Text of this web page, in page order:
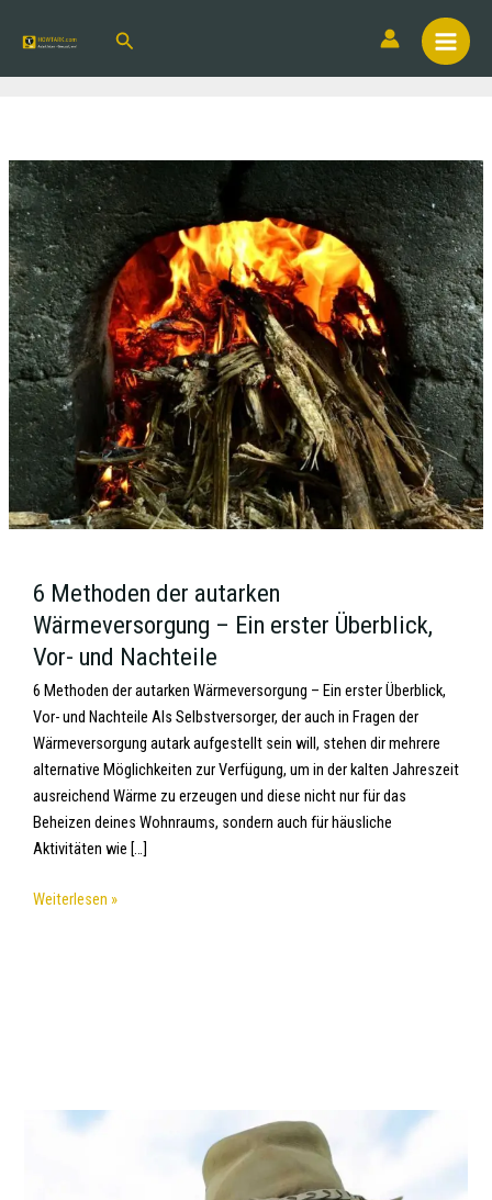
6 Methoden der autarken
Wärmeversorgung – Ein erster Überblick,
Vor- und Nachteile
6 Methoden der autarken Wärmeversorgung – Ein erster Überblick,
Vor- und Nachteile Als Selbstversorger, der auch in Fragen der
Wärmeversorgung autark aufgestellt sein will, stehen dir mehrere
alternative Möglichkeiten zur Verfügung, um in der kalten Jahreszeit
ausreichend Wärme zu erzeugen und diese nicht nur für das
Beheizen deines Wohnraums, sondern auch für häusliche
Aktivitäten wie […]
Weiterlesen »